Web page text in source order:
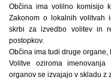
Občina ima volilno komisijo
Zakonom o lokalnih volitvah
skrbi za izvedbo volitev in
postopkov.
Občina ima tudi druge organe,
Volitve oziroma
organov se izvajajo v skladu z